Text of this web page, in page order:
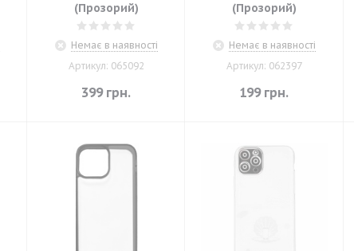
(Прозорий)
Немає в наявності
Артикул: 065092
399грн.
(Прозорий)
Немає в наявності
Артикул: 062397
199грн.